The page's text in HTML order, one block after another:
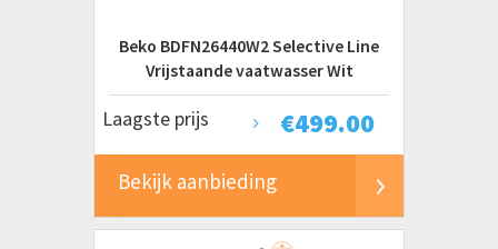
Beko BDFN26440W2 Selective Line
Vrijstaande vaatwasser Wit
€499.00
Laagste prijs
Bekijk aanbieding